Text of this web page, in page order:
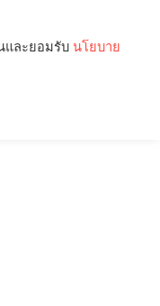
และยอมรับ นโยบาย